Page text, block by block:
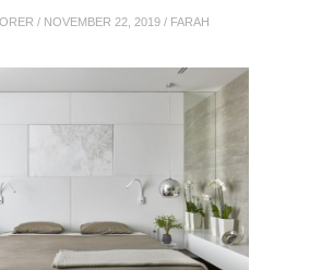
/ NOVEMBER 22, 2019 / FARAH